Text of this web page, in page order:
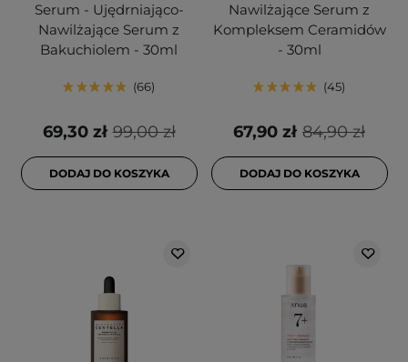
Serum - Ujędrniająco-
Nawilżające Serum z
Bakuchiolem - 30ml
66
99,00 zł
69,30 zł
DODAJ DO KOSZYKA
Nawilżające Serum z
Kompleksem Ceramidów
- 30ml
45
84,90 zł
67,90 zł
DODAJ DO KOSZYKA